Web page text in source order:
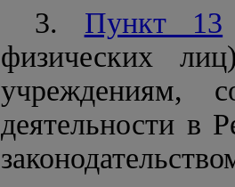
3. Пункт 13
физических
учреждениям,
деятельности в